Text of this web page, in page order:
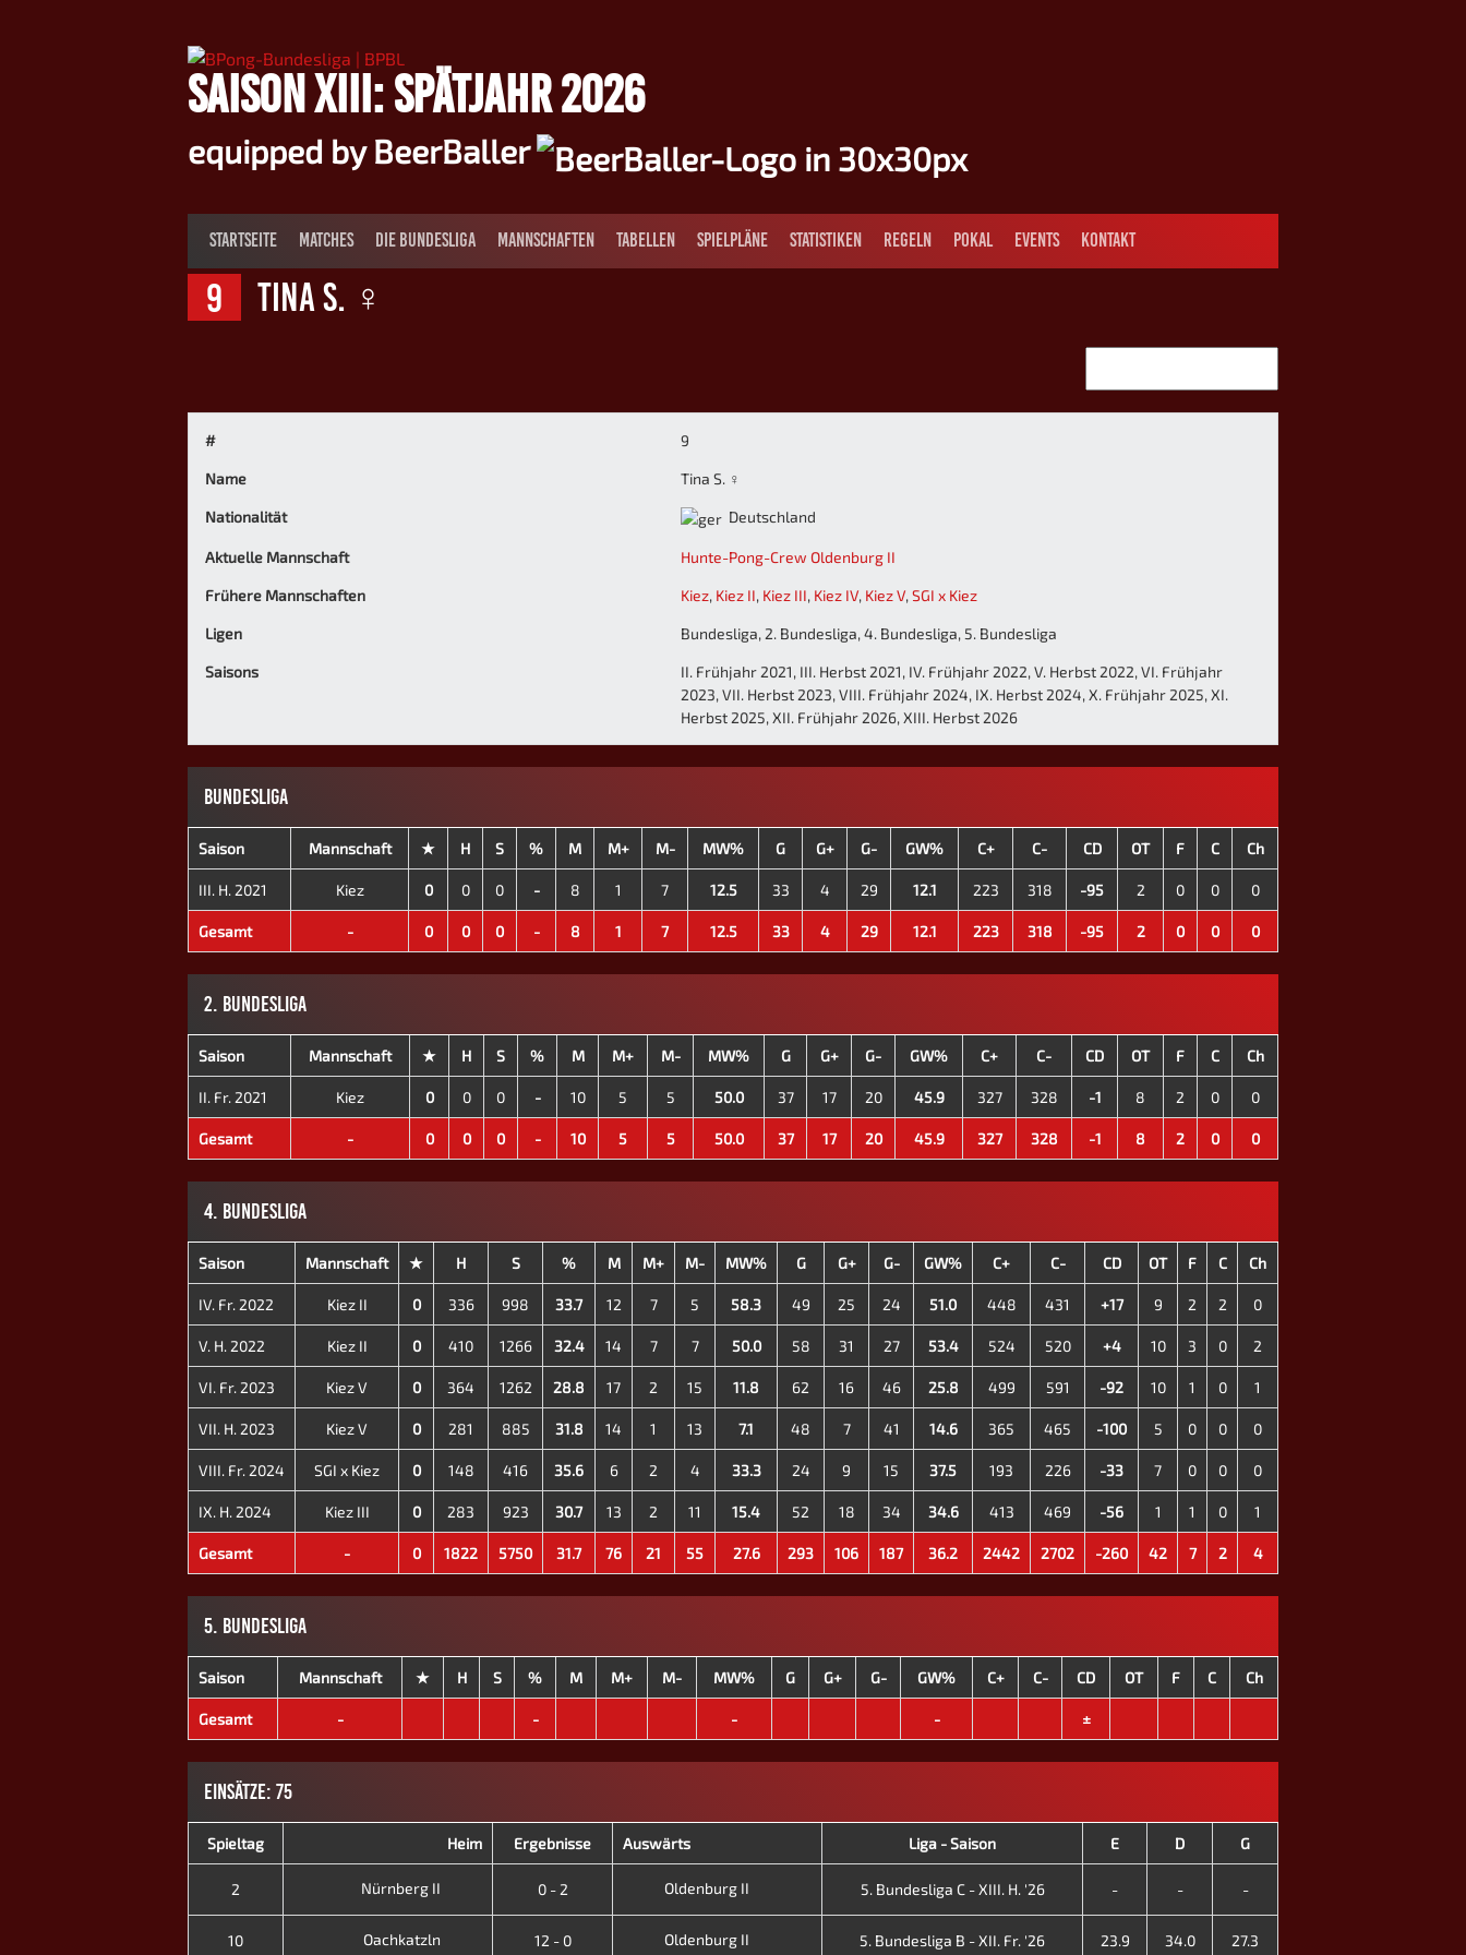
SAISON XIII: SPÄTJAHR 2026
equipped by BeerBaller
STARTSEITE MATCHES DIE BUNDESLIGA MANNSCHAFTEN TABELLEN SPIELPLÄNE STATISTIKEN REGELN POKAL EVENTS KONTAKT
9 Tina S. ♀
# 9
Name Tina S. ♀
Nationalität Deutschland
Aktuelle Mannschaft Hunte-Pong-Crew Oldenburg II
Frühere Mannschaften Kiez, Kiez II, Kiez III, Kiez IV, Kiez V, SGI x Kiez
Ligen Bundesliga, 2. Bundesliga, 4. Bundesliga, 5. Bundesliga
Saisons
II. Frühjahr 2021, III. Herbst 2021, IV. Frühjahr 2022, V. Herbst 2022, VI. Frühjahr
2023, VII. Herbst 2023, VIII. Frühjahr 2024, IX. Herbst 2024, X. Frühjahr 2025, XI.
Herbst 2025, XII. Frühjahr 2026, XIII. Herbst 2026
BUNDESLIGA
Saison Mannschaft ★ H S % M M+ M- MW% G G+ G- GW% C+ C- CD OT F C Ch
III. H. 2021 Kiez 0 0 0 - 8 1 7 12.5 33 4 29 12.1 223 318 -95 2 0 0 0
Gesamt - 0 0 0 - 8 1 7 12.5 33 4 29 12.1 223 318 -95 2 0 0 0
2. BUNDESLIGA
Saison Mannschaft ★ H S % M M+ M- MW% G G+ G- GW% C+ C- CD OT F C Ch
II. Fr. 2021 Kiez 0 0 0 - 10 5 5 50.0 37 17 20 45.9 327 328 -1 8 2 0 0
Gesamt - 0 0 0 - 10 5 5 50.0 37 17 20 45.9 327 328 -1 8 2 0 0
4. BUNDESLIGA
Saison Mannschaft ★ H S % M M+ M- MW% G G+ G- GW% C+ C- CD OT F C Ch
IV. Fr. 2022 Kiez II 0 336 998 33.7 12 7 5 58.3 49 25 24 51.0 448 431 +17 9 2 2 0
V. H. 2022 Kiez II 0 410 1266 32.4 14 7 7 50.0 58 31 27 53.4 524 520 +4 10 3 0 2
VI. Fr. 2023 Kiez V 0 364 1262 28.8 17 2 15 11.8 62 16 46 25.8 499 591 -92 10 1 0 1
VII. H. 2023 Kiez V 0 281 885 31.8 14 1 13 7.1 48 7 41 14.6 365 465 -100 5 0 0 0
VIII. Fr. 2024 SGI x Kiez 0 148 416 35.6 6 2 4 33.3 24 9 15 37.5 193 226 -33 7 0 0 0
IX. H. 2024 Kiez III 0 283 923 30.7 13 2 11 15.4 52 18 34 34.6 413 469 -56 1 1 0 1
Gesamt - 0 1822 5750 31.7 76 21 55 27.6 293 106 187 36.2 2442 2702 -260 42 7 2 4
5. BUNDESLIGA
Saison Mannschaft ★ H S % M M+ M- MW% G G+ G- GW% C+ C- CD OT F C Ch
Gesamt - - - - ±
EINSÄTZE: 75
Spieltag Heim Ergebnisse Auswärts Liga - Saison E D G
2 Nürnberg II 0 - 2 Oldenburg II 5. Bundesliga C - XIII. H. '26 - - -
10 Oachkatzln 12 - 0 Oldenburg II 5. Bundesliga B - XII. Fr. '26 23.9 34.0 27.3